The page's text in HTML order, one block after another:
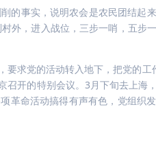
的事实，说明农会是农民团结起
外，进入战位，三步一哨，五步
求党的活动转入地下，把党的
开的特别会议。3月下旬去上海
革命活动搞得有声有色，党组织